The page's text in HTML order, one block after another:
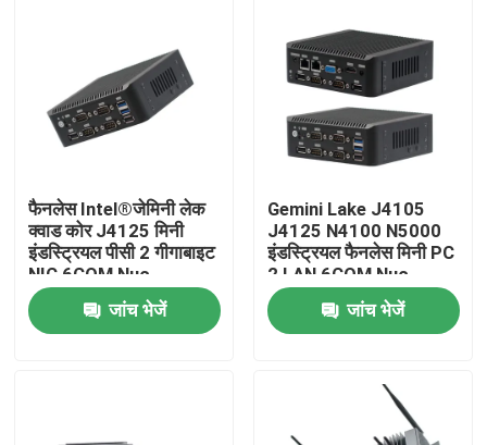
फैनलेस Intel®जेमिनी लेक
क्वाड कोर J4125 मिनी
इंडस्ट्रियल पीसी 2 गीगाबाइट
NIC 6COM Nuc
जांच भेजें
Gemini Lake J4105
J4125 N4100 N5000
इंडस्ट्रियल फैनलेस मिनी PC
2 LAN 6COM Nuc
जांच भेजें